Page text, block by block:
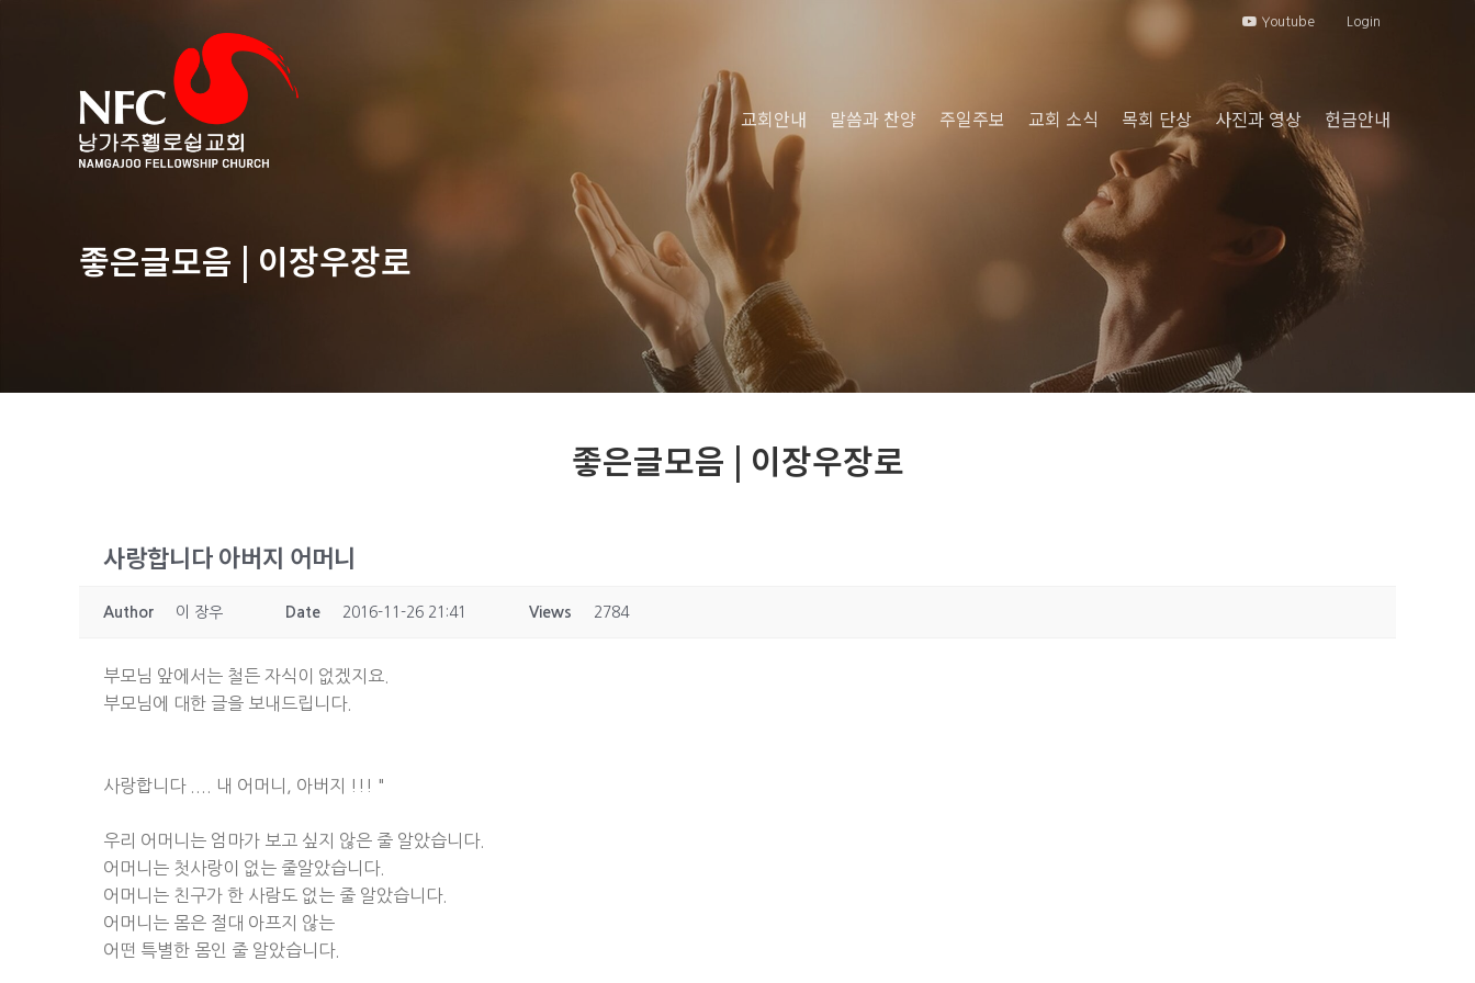
Youtube Login
교회안내 말씀과 찬양 주일주보 교회 소식 목회 단상 사진과 영상 헌금안내
좋은글모음 | 이장우장로
좋은글모음 | 이장우장로
사랑합니다 아버지 어머니
Author 이 장우 Date 2016-11-26 21:41 Views 2784
부모님 앞에서는 철든 자식이 없겠지요.
부모님에 대한 글을 보내드립니다.
사랑합니다 .... 내 어머니, 아버지 !!! "
우리 어머니는 엄마가 보고 싶지 않은 줄 알았습니다.
어머니는 첫사랑이 없는 줄알았습니다.
어머니는 친구가 한 사람도 없는 줄 알았습니다.
어머니는 몸은 절대 아프지 않는
어떤 특별한 몸인 줄 알았습니다.